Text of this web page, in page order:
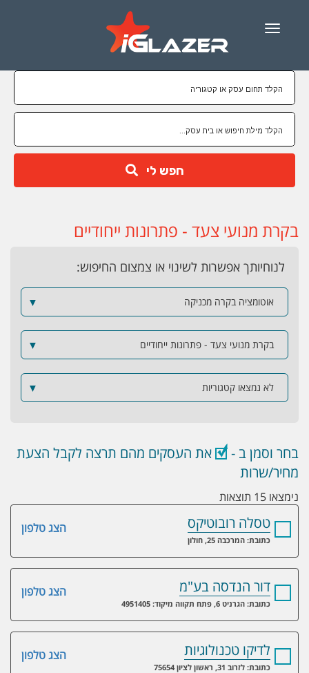
Menu
חפש לי
בקרת מנועי צעד - פתרונות ייחודיים
לנוחיותך אפשרות לשינוי או צמצום החיפוש:
אוטומציה בקרה מכניקה ▼
בקרת מנועי צעד - פתרונות ייחודיים ▼
לא נמצאו קטגוריות ▼
בחר וסמן ב -
את העסקים מהם תרצה לקבל הצעת
מחיר/שרות
נימצאו 15 תוצאות
הצג טלפון טסלה רובוטיקס
כתובת: המרכבה 25, חולון
הצג טלפון דור הנדסה בע"מ
כתובת: הגרניט 6, פתח תקווה מיקוד: 4951405
הצג טלפון לדיקו טכנולוגיות
כתובת: לזרוב 31, ראשון לציון 75654